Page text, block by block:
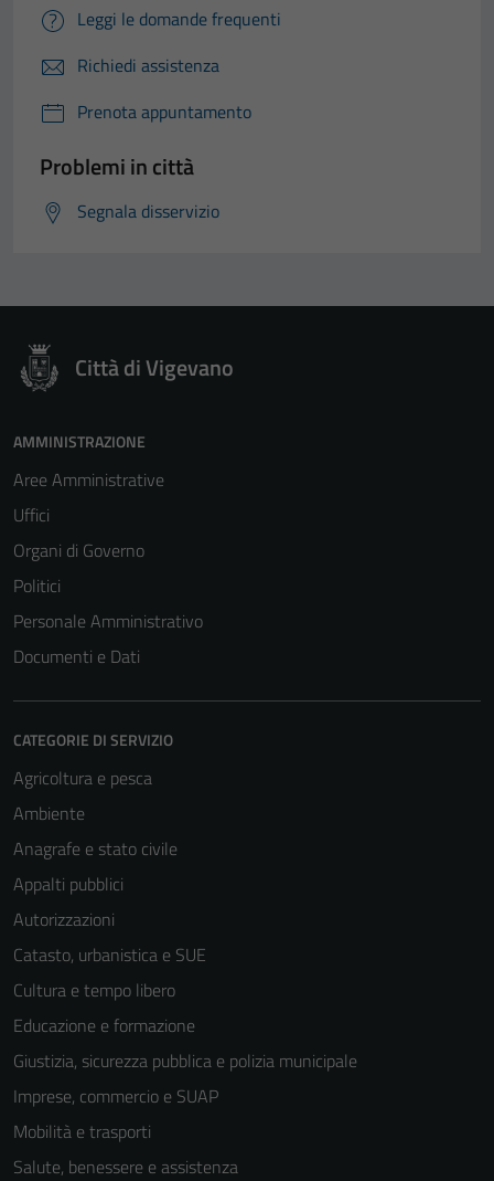
Leggi le domande frequenti
Richiedi assistenza
Prenota appuntamento
Problemi in città
Segnala disservizio
Città di Vigevano
AMMINISTRAZIONE
Aree Amministrative
Uffici
Organi di Governo
Politici
Personale Amministrativo
Documenti e Dati
CATEGORIE DI SERVIZIO
Agricoltura e pesca
Ambiente
Anagrafe e stato civile
Appalti pubblici
Autorizzazioni
Catasto, urbanistica e SUE
Cultura e tempo libero
Educazione e formazione
Giustizia, sicurezza pubblica e polizia municipale
Imprese, commercio e SUAP
Mobilità e trasporti
Salute, benessere e assistenza